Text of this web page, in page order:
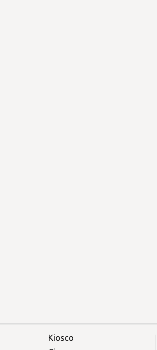
Kiosco